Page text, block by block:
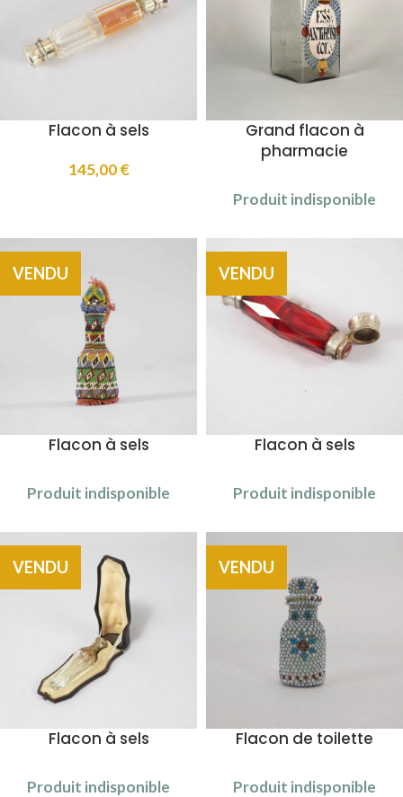
Flacon à sels
145,00€
Grand flacon à
pharmacie
Produit indisponible
VENDU
Flacon à sels
Produit indisponible
VENDU
Flacon à sels
Produit indisponible
VENDU
Flacon à sels
Produit indisponible
VENDU
Flacon de toilette
Produit indisponible